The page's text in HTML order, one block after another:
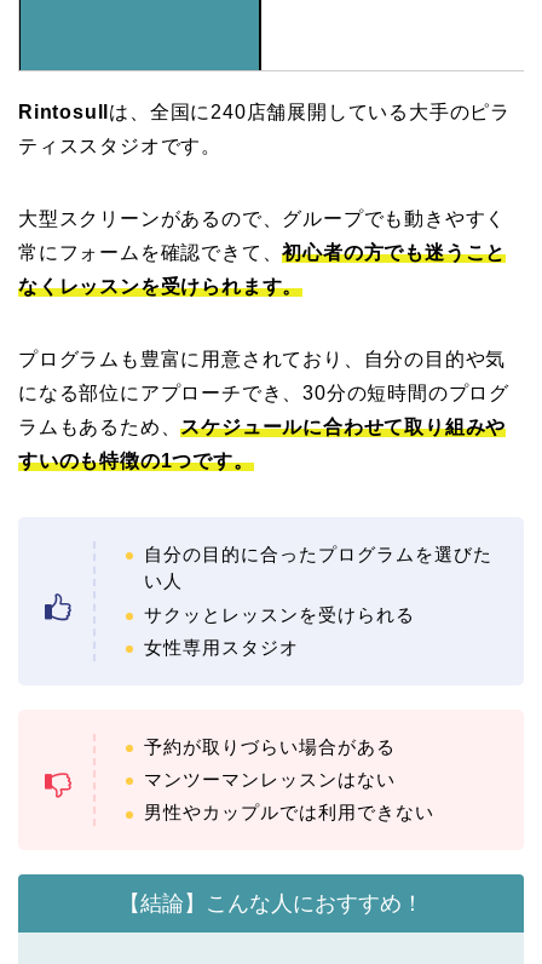
Rintosull は、全国に240店舗展開している大手のピラ
ティススタジオです。
大型スクリーンがあるので、グループでも動きやすく
常にフォームを確認できて、初心者の方でも迷うこと
なくレッスンを受けられます。
プログラムも豊富に用意されており、自分の目的や気
になる部位にアプローチでき、30分の短時間のプログ
ラムもあるため、スケジュールに合わせて取り組みや
すいのも特徴の1つです。
自分の目的に合ったプログラムを選びた
い人
サクッとレッスンを受けられる
女性専用スタジオ
予約が取りづらい場合がある
マンツーマンレッスンはない
男性やカップルでは利用できない
【結論】こんな人におすすめ！